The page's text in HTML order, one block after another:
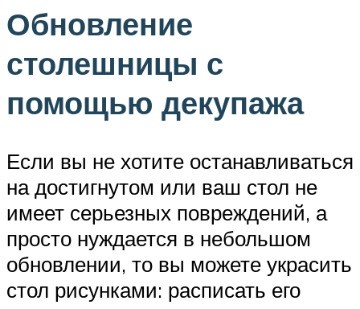
Обновление
столешницы с
помощью декупажа
Если вы не хотите останавливаться
на достигнутом или ваш стол не
имеет серьезных повреждений, а
просто нуждается в небольшом
обновлении, то вы можете украсить
стол рисунками: расписать его